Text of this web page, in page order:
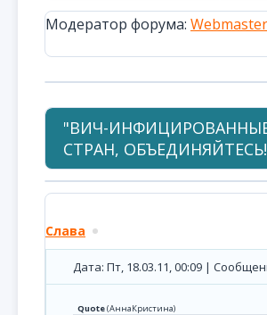
Модератор форума: Webmaster
"ВИЧ-
СТРАН,
Слава
Дата: Пт, 18.03.11, 00:09 |
Quote(АннаКристина)